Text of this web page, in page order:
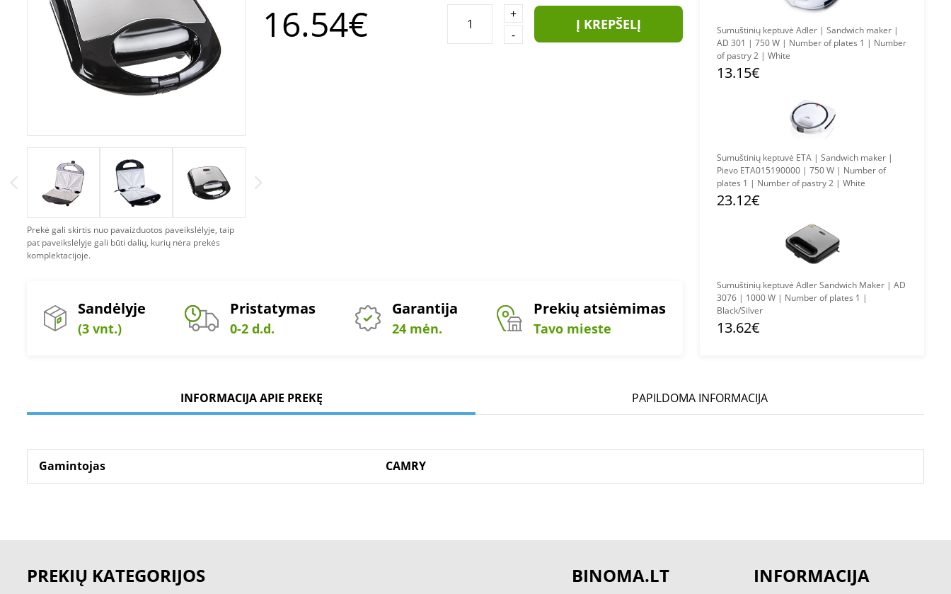
Prekė gali skirtis nuo pavaizduotos paveikslėlyje, taip
pat paveikslėlyje gali būti dalių, kurių nėra prekės
komplektacijoje.
16.54€
+
-
Į KREPŠELĮ
Sandėlyje
(3 vnt.)
Pristatymas
0-2 d.d.
Garantija
24 mėn.
Prekių atsiėmimas
Tavo mieste
Sumuštinių keptuvė Adler | Sandwich maker |
AD 301 | 750 W | Number of plates 1 | Number
of pastry 2 | White
13.15€
Sumuštinių keptuvė ETA | Sandwich maker |
Pievo ETA015190000 | 750 W | Number of
plates 1 | Number of pastry 2 | White
23.12€
Sumuštinių keptuvė Adler Sandwich Maker | AD
3076 | 1000 W | Number of plates 1 |
Black/Silver
13.62€
INFORMACIJA APIE PREKĘ PAPILDOMA INFORMACIJA
Gamintojas CAMRY
PREKIŲ KATEGORIJOS BINOMA.LT INFORMACIJA